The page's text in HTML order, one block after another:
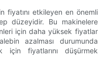
fiyatını etkileyen en önemli
düzeyidir. Bu makinelere
için daha yüksek fiyatlar
azalması durumunda
için fiyatlarını düşürmek